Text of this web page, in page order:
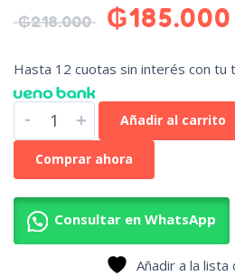
₲218.000 ₲185.000
Hasta 12 cuotas sin interés con
- + Añadir al carrito
Comprar ahora
Consultar en WhatsApp
Añadir a la